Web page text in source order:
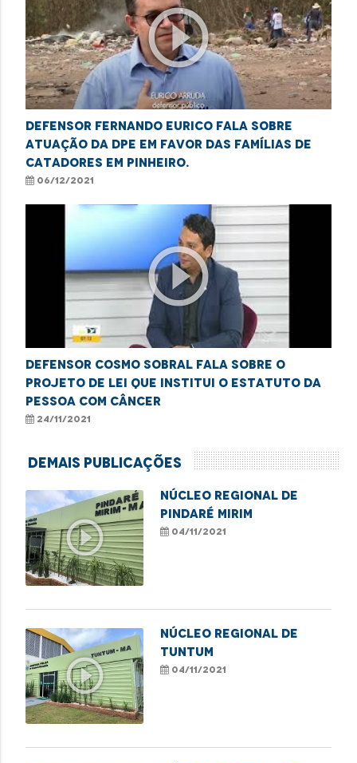
play_circle_outline
Defensor Fernando Eurico fala sobre
atuação da DPE em favor das famílias de
catadores em Pinheiro.
06/12/2021
play_circle_outline
Defensor Cosmo Sobral fala sobre o
projeto de lei que institui o Estatuto da
Pessoa com Câncer
24/11/2021
Demais Publicações
play_circle_outline
NÚCLEO REGIONAL DE
PINDARÉ MIRIM
04/11/2021
play_circle_outline
NÚCLEO REGIONAL DE
TUNTUM
04/11/2021